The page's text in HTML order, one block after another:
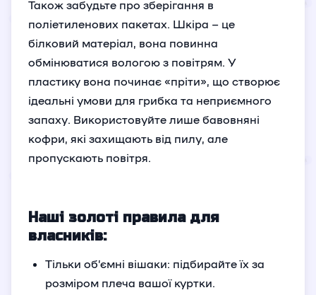
Також забудьте про зберігання в
поліетиленових пакетах. Шкіра – це
білковий матеріал, вона повинна
обмінюватися вологою з повітрям. У
пластику вона починає «пріти», що створює
ідеальні умови для грибка та неприємного
запаху. Використовуйте лише бавовняні
кофри, які захищають від пилу, але
пропускають повітря.
Наші золоті правила для
власників:
Тільки об’ємні вішаки: підбирайте їх за
розміром плеча вашої куртки.